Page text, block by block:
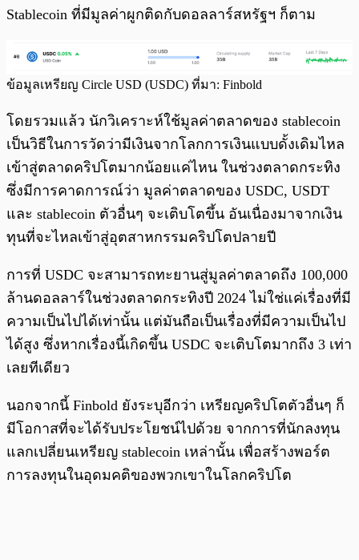
Stablecoin ที่มีมูลค่าผูกติดกับดอลลาร์สหรัฐฯ ก็ตาม
ข้อมูลเหรียญ Circle USD (USDC) ที่มา: Finbold
โดยรวมแล้ว นักวิเคราะห์ใช้มูลค่าตลาดของ stablecoin
เป็นวิธีในการวัดว่ามีเงินจากโลกการเงินแบบดั้งเดิมไหล
เข้าสู่ตลาดคริปโตมากน้อยแค่ไหน ในช่วงตลาดกระทิง
ซึ่งมีการคาดการณ์ว่า มูลค่าตลาดของ USDC, USDT
และ stablecoin ตัวอื่นๆ จะเติบโตขึ้น อันเนื่องมาจากเงิน
ทุนที่จะไหลเข้าสู่อุตสาหกรรมคริปโตปลายปี
การที่ USDC จะสามารถทะยานสู่มูลค่าตลาดถึง 100,000
ล้านดอลลาร์ในช่วงตลาดกระทิงปี 2024 ไม่ใช่แค่เรื่องที่มี
ความเป็นไปได้เท่านั้น แต่มันถือเป็นเรื่องที่มีความเป็นไป
ได้สูง ซึ่งหากเรื่องนี้เกิดขึ้น USDC จะเติบโตมากถึง 3 เท่า
เลยทีเดียว
นอกจากนี้ Finbold ยังระบุอีกว่า เหรียญคริปโตตัวอื่นๆ ก็
มีโอกาสที่จะได้รับประโยชน์ไปด้วย จากการที่นักลงทุน
แลกเปลี่ยนเหรียญ stablecoin เหล่านั้น เพื่อสร้างพอร์ต
การลงทุนในอุดมคติของพวกเขาในโลกคริปโต